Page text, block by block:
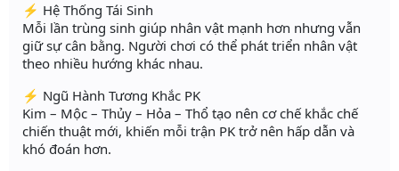
⚡ Hệ Thống Tái Sinh
Mỗi lần trùng sinh giúp nhân vật mạnh hơn nhưng vẫn
giữ sự cân bằng. Người chơi có thể phát triển nhân vật
theo nhiều hướng khác nhau.
⚡ Ngũ Hành Tương Khắc PK
Kim – Mộc – Thủy – Hỏa – Thổ tạo nên cơ chế khắc chế
chiến thuật mới, khiến mỗi trận PK trở nên hấp dẫn và
khó đoán hơn.